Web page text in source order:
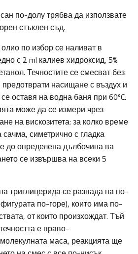
по-долу трябва да използвате
стъклен съд.
по избор се наливат в
с 2 ml калиев хидроксид, 5%
Течностите се смесват без
насищане с въздух и
оставя на водна баня при 60ºC.
може да се измери чрез
на вискозитета: за колко време
симетрично с гладка
до определена дълбочина ва
се извършва на всеки 5
триглицерида се разпада на по-
по-горе), които има по-
от които произхождат. Тъй
е право-
маса, реакцията ще